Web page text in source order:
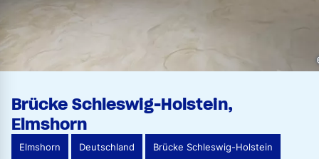
Brücke Schleswig-Holstein,
Elmshorn
Elmshorn Deutschland Brücke Schleswig-Holstein